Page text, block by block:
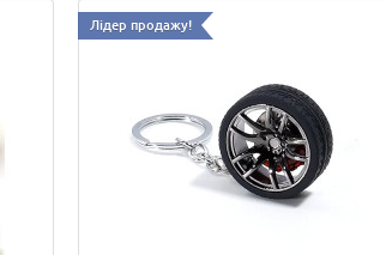
Лідер продажу!